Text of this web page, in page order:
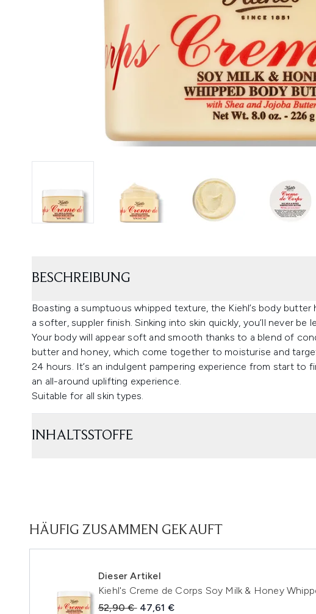
BESCHREIBUNG
Boasting a sumptuous whipped texture, the Kiehl’s body
a softer, suppler finish. Sinking into skin quickly, you’ll never be
Your body will appear soft and smooth thanks to a blend of
butter and honey, which come together to moisturise and
24 hours. It’s an indulgent pampering experience from start
an all-around uplifting experience.
Suitable for all skin types.
INHALTSSTOFFE
HÄUFIG ZUSAMMEN GEKAUFT
Dieser Artikel
Kiehl's Creme de Corps Soy Milk & Honey
Unverbindliche Preisempfehlung:
52,90 € Aktueller Preis:
47,61 €